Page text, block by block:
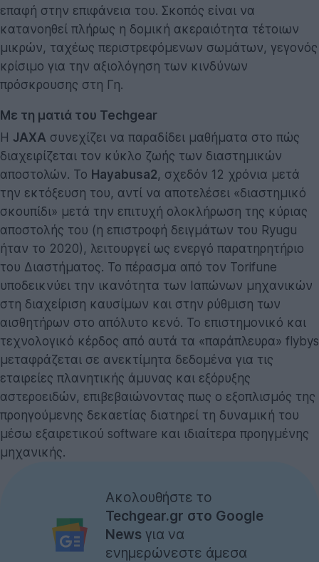
επαφή στην επιφάνεια του. Σκοπός είναι να
κατανοηθεί πλήρως η δομική ακεραιότητα τέτοιων
μικρών, ταχέως περιστρεφόμενων σωμάτων, γεγονός
κρίσιμο για την αξιολόγηση των κινδύνων
πρόσκρουσης στη Γη.
Με τη ματιά του Techgear
Η JAXA συνεχίζει να παραδίδει μαθήματα στο πώς
διαχειρίζεται τον κύκλο ζωής των διαστημικών
αποστολών. Το Hayabusa2, σχεδόν 12 χρόνια μετά
την εκτόξευση του, αντί να αποτελέσει «διαστημικό
σκουπίδι» μετά την επιτυχή ολοκλήρωση της κύριας
αποστολής του (η επιστροφή δειγμάτων του Ryugu
ήταν το 2020), λειτουργεί ως ενεργό παρατηρητήριο
του Διαστήματος. Το πέρασμα από τον Torifune
υποδεικνύει την ικανότητα των Ιαπώνων μηχανικών
στη διαχείριση καυσίμων και στην ρύθμιση των
αισθητήρων στο απόλυτο κενό. Το επιστημονικό και
τεχνολογικό κέρδος από αυτά τα «παράπλευρα» flybys
μεταφράζεται σε ανεκτίμητα δεδομένα για τις
εταιρείες πλανητικής άμυνας και εξόρυξης
αστεροειδών, επιβεβαιώνοντας πως ο εξοπλισμός της
προηγούμενης δεκαετίας διατηρεί τη δυναμική του
μέσω εξαιρετικού software και ιδιαίτερα προηγμένης
μηχανικής.
Ακολουθήστε το
Techgear.gr στο Google
News για να
ενημερώνεστε άμεσα